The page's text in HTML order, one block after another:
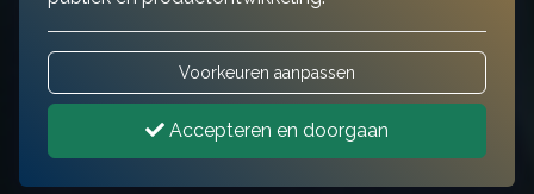
Voorkeuren aanpassen
Accepteren en doorgaan